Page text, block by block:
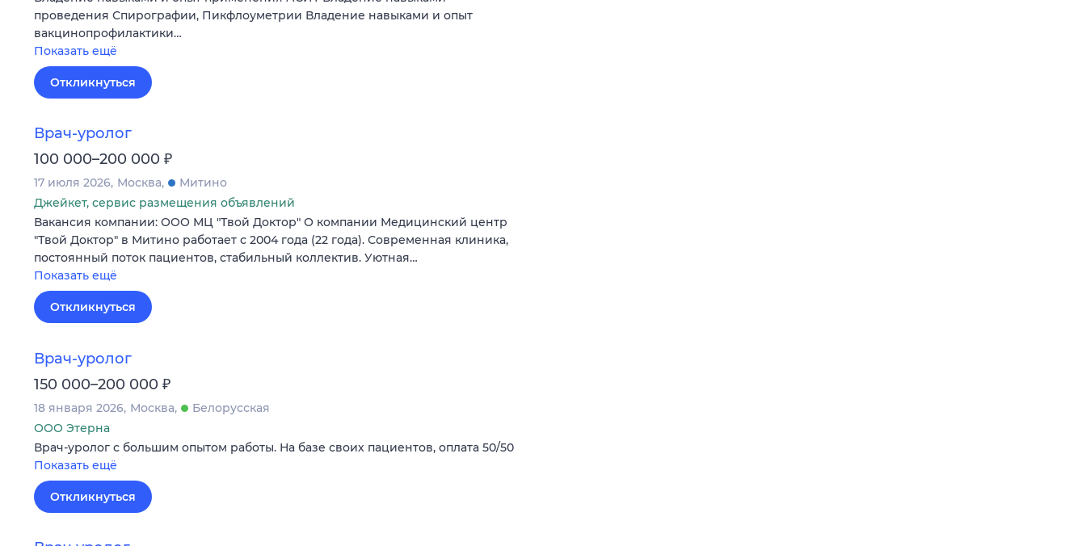
проведения Спирографии, Пикфлоуметрии Владение навыками и опыт
вакцинопрофилактики…
Показать ещё
Откликнуться
Врач-уролог
100 000–200 000 ₽
17 июля 2026 Москва
Митино
Джейкет, сервис размещения объявлений
Вакансия компании: ООО МЦ "Твой Доктор" О компании Медицинский центр
"Твой Доктор" в Митино работает с 2004 года (22 года). Современная клиника,
постоянный поток пациентов, стабильный коллектив. Уютная…
Показать ещё
Откликнуться
Врач-уролог
150 000–200 000 ₽
18 января 2026 Москва
Белорусская
ООО Этерна
Врач-уролог с большим опытом работы. На базе своих пациентов, оплата 50/50
Показать ещё
Откликнуться